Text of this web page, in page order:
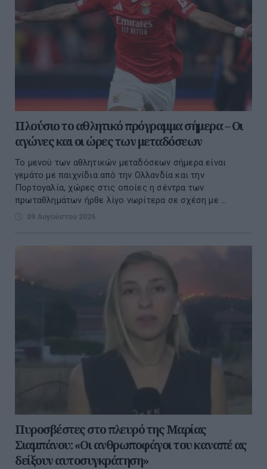
Πλούσιο το αθλητικό πρόγραμμα σήμερα – Οι
αγώνες και οι ώρες των μεταδόσεων
Το μενού των αθλητικών μεταδόσεων σήμερα είναι
γεμάτο με παιχνίδια από την Ολλανδία και την
Πορτογαλία, χώρες στις οποίες η σέντρα των
πρωταθλημάτων ήρθε λίγο νωρίτερα σε σχέση με ...
09 Αυγούστου 2026
Πυροσβέστες στο πλευρό της Μαρίας
Σιαμπάνου: «Οι ανθρωποφάγοι του καναπέ ας
δείξουν αυτοσυγκράτηση»